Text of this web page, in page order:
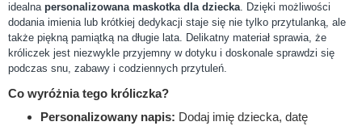
idealna personalizowana maskotka dla dziecka. Dzięki możliwości
dodania imienia lub krótkiej dedykacji staje się nie tylko przytulanką, ale
także piękną pamiątką na długie lata. Delikatny materiał sprawia, że
króliczek jest niezwykle przyjemny w dotyku i doskonale sprawdzi się
podczas snu, zabawy i codziennych przytuleń.
Co wyróżnia tego króliczka?
Personalizowany napis: Dodaj imię dziecka, datę